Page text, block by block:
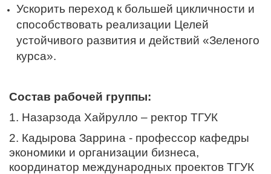
Ускорить переход к большей цикличности и
способствовать реализации Целей
устойчивого развития и действий «Зеленого
курса».
Состав рабочей группы:
1. Назарзода Хайрулло – ректор ТГУК
2. Кадырова Заррина - профессор кафедры
экономики и организации бизнеса,
координатор международных проектов ТГУК